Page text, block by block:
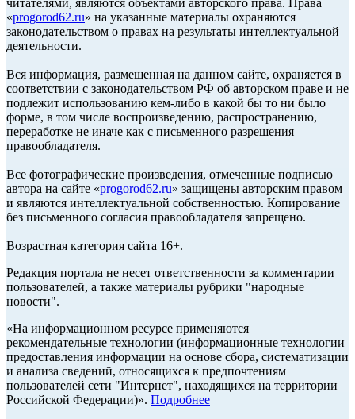
читателями, являются объектами авторского права. Права
«progorod62.ru» на указанные материалы охраняются
законодательством о правах на результаты интеллектуальной
деятельности.
Вся информация, размещенная на данном сайте, охраняется в
соответствии с законодательством РФ об авторском праве и не
подлежит использованию кем-либо в какой бы то ни было
форме, в том числе воспроизведению, распространению,
переработке не иначе как с письменного разрешения
правообладателя.
Все фотографические произведения, отмеченные подписью
автора на сайте «progorod62.ru» защищены авторским правом
и являются интеллектуальной собственностью. Копирование
без письменного согласия правообладателя запрещено.
Возрастная категория сайта 16+.
Редакция портала не несет ответственности за комментарии
пользователей, а также материалы рубрики "народные
новости".
«На информационном ресурсе применяются
рекомендательные технологии (информационные технологии
предоставления информации на основе сбора, систематизации
и анализа сведений, относящихся к предпочтениям
пользователей сети "Интернет", находящихся на территории
Российской Федерации)». Подробнее